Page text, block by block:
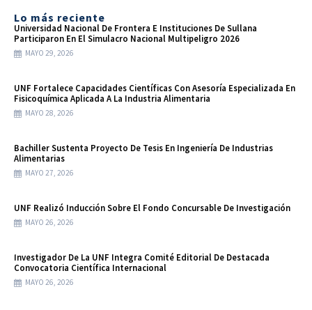
Lo más reciente
Universidad Nacional De Frontera E Instituciones De Sullana
Participaron En El Simulacro Nacional Multipeligro 2026
MAYO 29, 2026
UNF Fortalece Capacidades Científicas Con Asesoría Especializada En
Fisicoquímica Aplicada A La Industria Alimentaria
MAYO 28, 2026
Bachiller Sustenta Proyecto De Tesis En Ingeniería De Industrias
Alimentarias
MAYO 27, 2026
UNF Realizó Inducción Sobre El Fondo Concursable De Investigación
MAYO 26, 2026
Investigador De La UNF Integra Comité Editorial De Destacada
Convocatoria Científica Internacional
MAYO 26, 2026